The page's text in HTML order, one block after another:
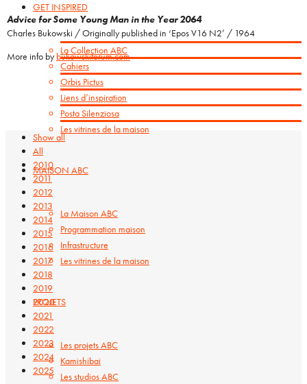
GET INSPIRED
La Collection ABC
Cahiers
Orbis Pictus
Liens d’inspiration
Posta Silenziosa
Les vitrines de la maison
MAISON ABC
La Maison ABC
Programmation maison
Infrastructure
Les vitrines de la maison
PROJETS
Les projets ABC
Kamishibai
Les studios ABC
Advice for Some Young Man in the Year 2064
Charles Bukowski / Originally published in ‘Epos V16 N2’ / 1964
More info bybukowskiforum.com
Show all
All
2010
2011
2012
2013
2014
2015
2016
2017
2018
2019
2020
2021
2022
2023
2024
2025